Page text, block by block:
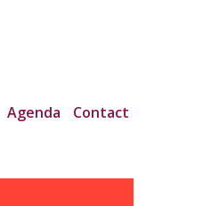
Agenda Contact